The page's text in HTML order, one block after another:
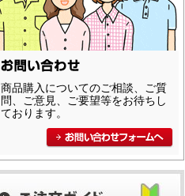
商品購入についてのご相談、ご質
問、ご意見、ご要望等をお待ちし
ております。